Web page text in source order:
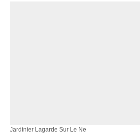
Jardinier Lagarde Sur Le Ne